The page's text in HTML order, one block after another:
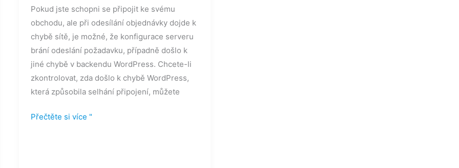
Pokud jste schopni se připojit ke svému
obchodu, ale při odesílání objednávky dojde k
chybě sítě, je možné, že konfigurace serveru
brání odeslání požadavku, případně došlo k
jiné chybě v backendu WordPress. Chcete-li
zkontrolovat, zda došlo k chybě WordPress,
která způsobila selhání připojení, můžete
odesílání
objednávky
zobrazuje
chyba
sítě?
Přečtěte si více "